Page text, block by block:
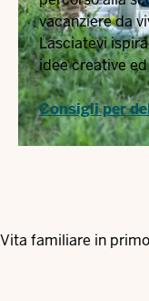
vacanziere da
Lasciatevi
idee creative
Consigli per
Vita familiare in